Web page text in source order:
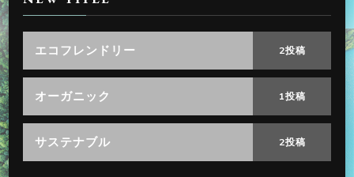
エコフレンドリー 2投稿
オーガニック 1投稿
サステナブル 2投稿